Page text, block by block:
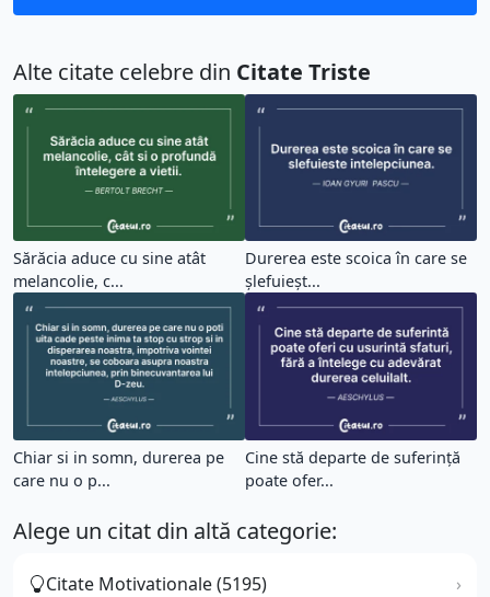
Alte citate celebre din Citate Triste
Sărăcia aduce cu sine atât
melancolie, c...
Durerea este scoica în care se
șlefuieșt...
Chiar si in somn, durerea pe
care nu o p...
Cine stă departe de suferință
poate ofer...
Alege un citat din altă categorie:
Citate Motivationale (5195)